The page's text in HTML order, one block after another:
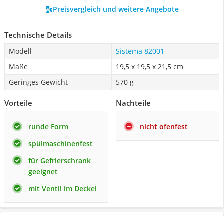
Preisvergleich und weitere Angebote
Technische Details
Modell
Sistema 82001
Maße
19,5 x 19,5 x 21,5 cm
Geringes Gewicht
570 g
Vorteile
runde Form
spülmaschinenfest
für Gefrierschrank
geeignet
mit Ventil im Deckel
Nachteile
nicht ofenfest